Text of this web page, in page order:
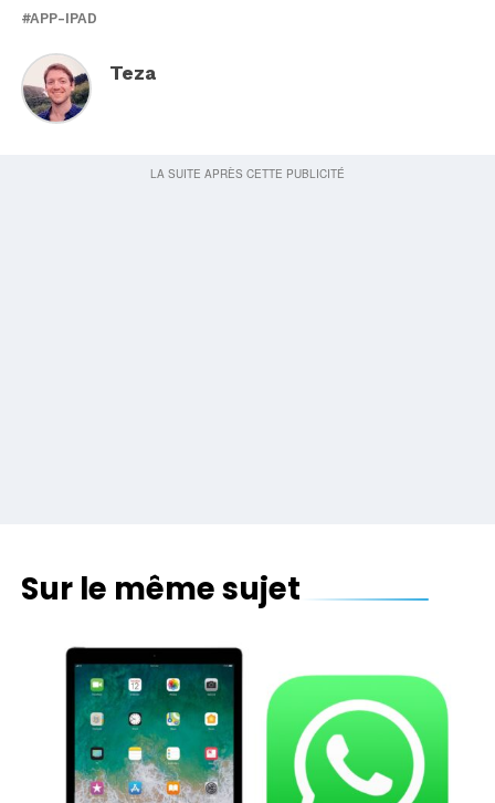
APP-IPAD
Teza
Sur le même sujet